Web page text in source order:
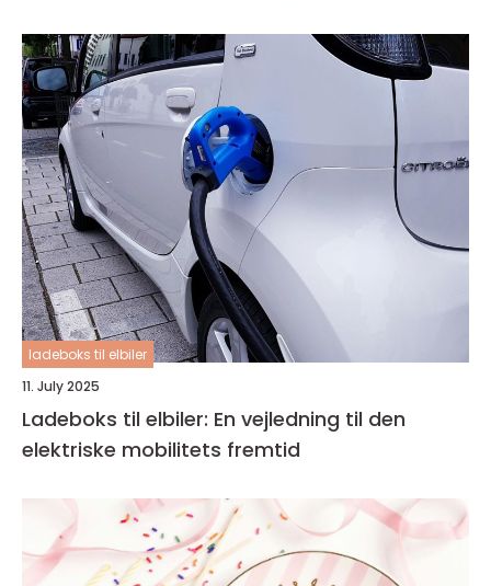
ladeboks til elbiler
11. July 2025
Ladeboks til elbiler: En vejledning til den
elektriske mobilitets fremtid